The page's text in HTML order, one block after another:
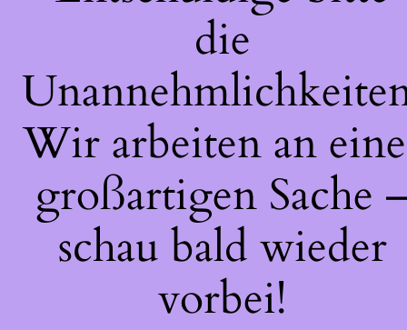
die
Wir arbeiten an
großartigen Sache
schau bald wieder
vorbei!